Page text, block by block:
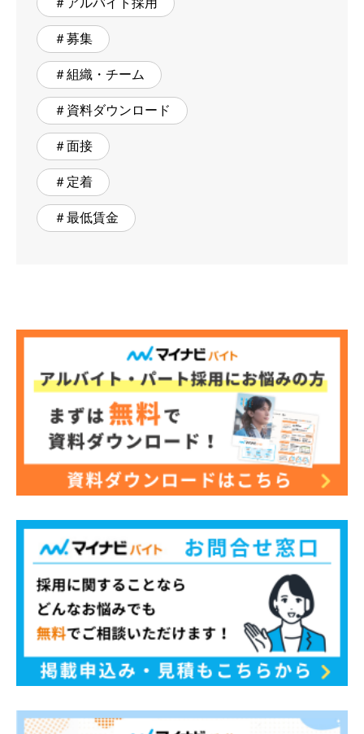
＃アルバイト採用
＃募集
＃組織・チーム
＃資料ダウンロード
＃面接
＃定着
＃最低賃金